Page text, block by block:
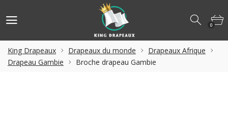
0
King Drapeaux Drapeaux du monde
Drapeaux Afrique
Drapeau Gambie
Broche drapeau Gambie